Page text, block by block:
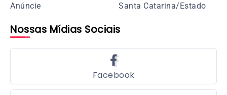
Anúncie
Santa Catarina/Estado
Nossas Mídias Sociais
Facebook